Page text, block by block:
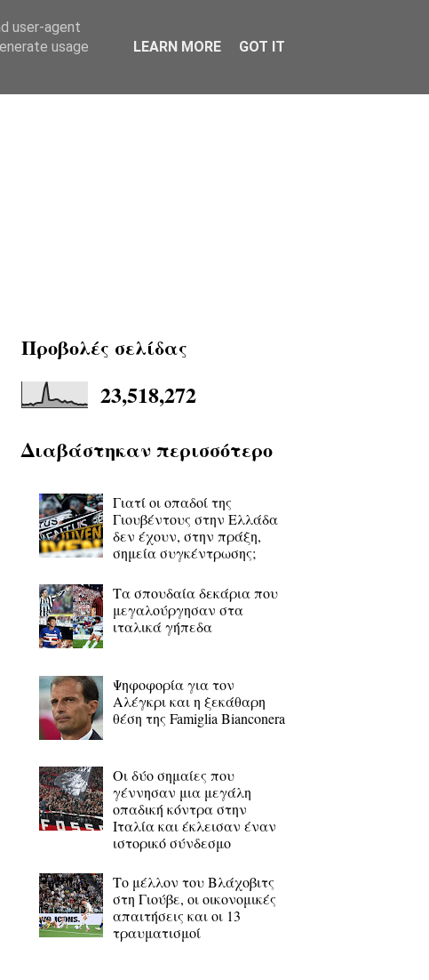
Προβολές σελίδας
23,518,272
Διαβάστηκαν περισσότερο
Γιατί οι οπαδοί της
Γιουβέντους στην Ελλάδα
δεν έχουν, στην πράξη,
σημεία συγκέντρωσης;
Τα σπουδαία δεκάρια που
μεγαλούργησαν στα
ιταλικά γήπεδα
Ψηφοφορία για τον
Αλέγκρι και η ξεκάθαρη
θέση της Famiglia Bianconera
Οι δύο σημαίες που
γέννησαν μια μεγάλη
οπαδική κόντρα στην
Ιταλία και έκλεισαν έναν
ιστορικό σύνδεσμο
Το μέλλον του Βλάχοβιτς
στη Γιούβε, οι οικονομικές
απαιτήσεις και οι 13
τραυματισμοί
user-agent
usage
LEARN MORE GOT IT